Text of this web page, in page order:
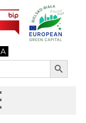
A
Search Button